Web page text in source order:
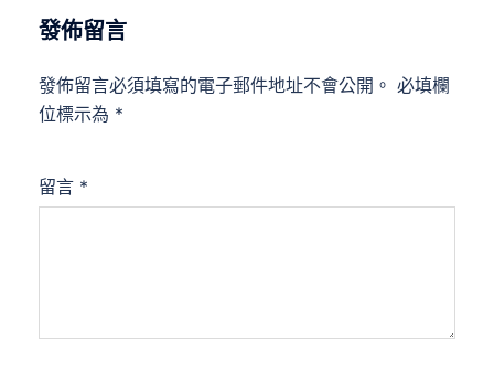
發佈留言
發佈留言必須填寫的電子郵件地址不會公開。 必填欄
位標示為 *
留言 *